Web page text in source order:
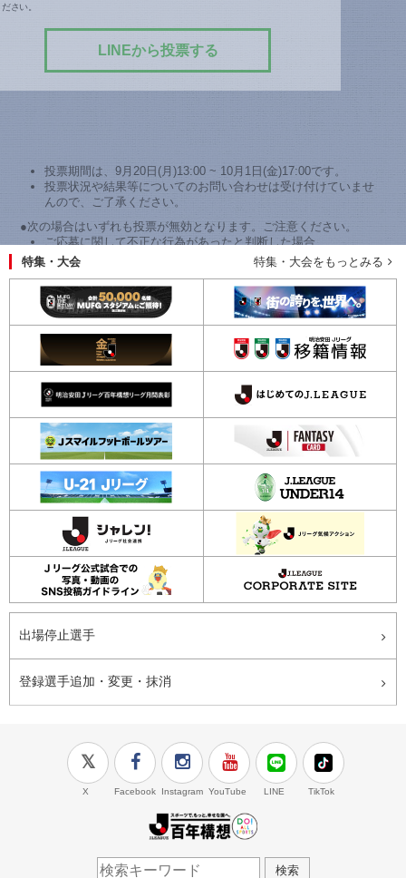
さい。
LINEから投票する
投票期間は、9月20日(月)13:00 ~ 10月1日(金)17:00です。
投票状況や結果等についてのお問い合わせは受け付けていませ
んので、ご了承ください。
●次の場合はいずれも投票が無効となります。ご注意ください。
ご応募に関して不正な行為があったと判断した場合
特集・大会
特集・大会をもっとみる
出場停止選手
登録選手追加・変更・抹消
X Facebook Instagram YouTube LINE TikTok
検索